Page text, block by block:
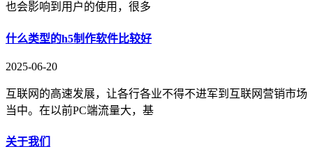
也会影响到用户的使用，很多
什么类型的h5制作软件比较好
2025-06-20
互联网的高速发展，让各行各业不得不进军到互联网营销市场
当中。在以前PC端流量大，基
关于我们